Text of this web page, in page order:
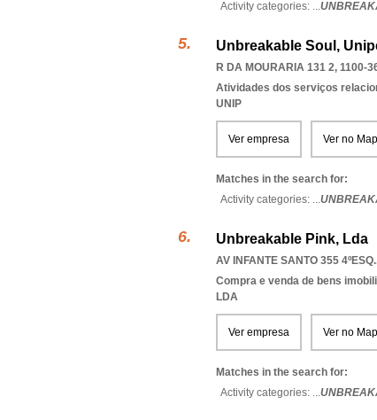
Activity categories: ...
Unbreakable Soul,
R DA MOURARIA 131 2, 1100-
Atividades dos serviços
UNIP
Ver empresa Ver no
Matches in the search for:
Activity categories: ...
Unbreakable Pink, Lda
AV INFANTE SANTO 355
Compra e venda de bens
LDA
Ver empresa Ver no
Matches in the search for:
Activity categories: ...